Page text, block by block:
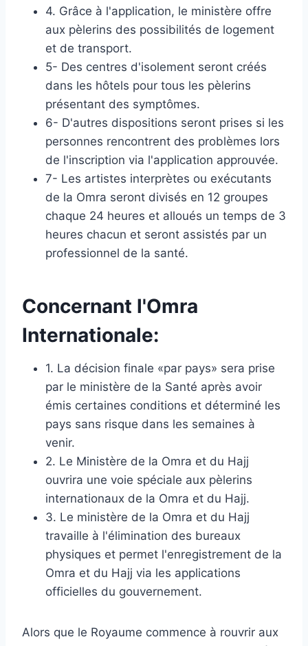
4. Grâce à l'application, le ministère offre
aux pèlerins des possibilités de logement
et de transport.
5- Des centres d'isolement seront créés
dans les hôtels pour tous les pèlerins
présentant des symptômes.
6- D'autres dispositions seront prises si les
personnes rencontrent des problèmes lors
de l'inscription via l'application approuvée.
7- Les artistes interprètes ou exécutants
de la Omra seront divisés en 12 groupes
chaque 24 heures et alloués un temps de 3
heures chacun et seront assistés par un
professionnel de la santé.
Concernant l'Omra
Internationale:
1. La décision finale «par pays» sera prise
par le ministère de la Santé après avoir
émis certaines conditions et déterminé les
pays sans risque dans les semaines à
venir.
2. Le Ministère de la Omra et du Hajj
ouvrira une voie spéciale aux pèlerins
internationaux de la Omra et du Hajj.
3. Le ministère de la Omra et du Hajj
travaille à l'élimination des bureaux
physiques et permet l'enregistrement de la
Omra et du Hajj via les applications
officielles du gouvernement.
Alors que le Royaume commence à rouvrir aux